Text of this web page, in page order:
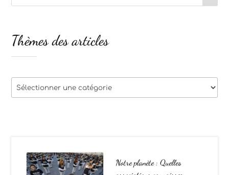
Notre planète : Quelles
Thèmes des articles
Thèmes
des